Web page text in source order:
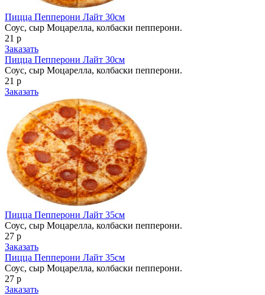
Пицца Пепперони Лайт 30см
Соус, сыр Моцарелла, колбаски пепперони.
21 р
Заказать
Пицца Пепперони Лайт 30см
Соус, сыр Моцарелла, колбаски пепперони.
21 р
Заказать
Пицца Пепперони Лайт 35см
Соус, сыр Моцарелла, колбаски пепперони.
27 р
Заказать
Пицца Пепперони Лайт 35см
Соус, сыр Моцарелла, колбаски пепперони.
27 р
Заказать